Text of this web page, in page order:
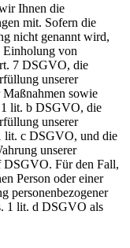
Ihnen die
mit. Sofern die
nicht genannt wird,
Einholung von
7 DSGVO, die
unserer
sowie
lit. b DSGVO, die
unserer
lit. c DSGVO, und die
unserer
DSGVO. Für den Fall,
Person oder einer
personenbezogener
1 lit. d DSGVO als